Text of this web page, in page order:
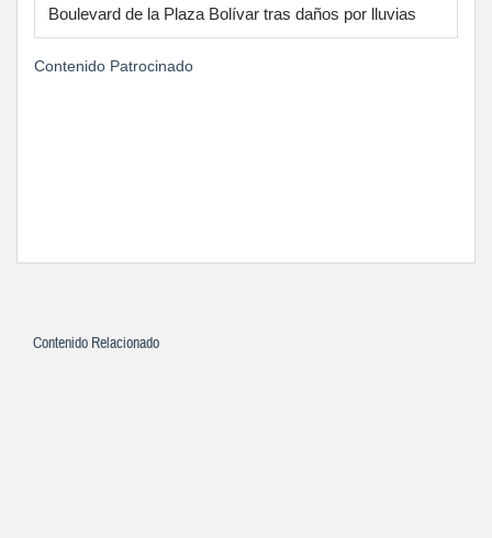
Boulevard de la Plaza Bolívar tras daños por lluvias
Contenido Patrocinado
Contenido Relacionado